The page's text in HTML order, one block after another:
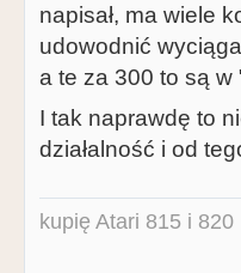
napisał, ma wiele
udowodnić
a te za 300 to są w
I tak naprawdę to
działalność i od
kupię Atari 815 i 820